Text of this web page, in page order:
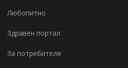
Любопитно
Здравен портал
За потребителя